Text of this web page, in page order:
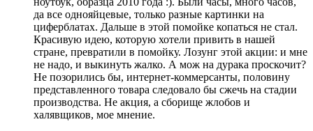
да все однояйцевые, только разные картинки на
циферблатах. Дальше в этой помойке копаться не стал.
Красивую идею, которую хотели привить в нашей
стране, превратили в помойку. Лозунг этой акции: и мне
не надо, и выкинуть жалко. А мож на дурака проскочит?
Не позорились бы, интернет-коммерсанты, половину
представленного товара следовало бы сжечь на стадии
производства. Не акция, а сборище жлобов и
халявщиков, мое мнение.